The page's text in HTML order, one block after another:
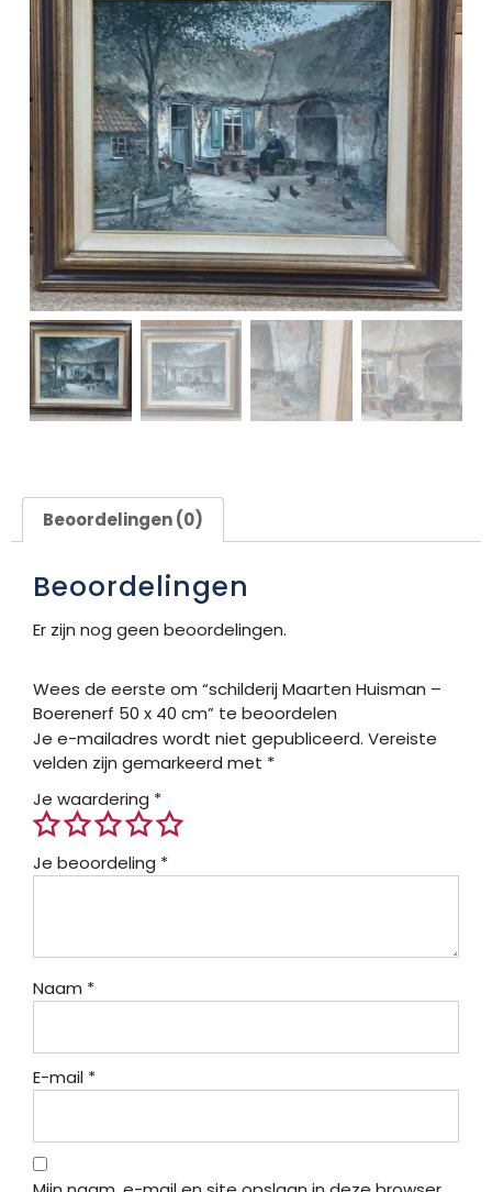
Beoordelingen (0)
Beoordelingen
Er zijn nog geen beoordelingen.
Wees de eerste om “schilderij Maarten Huisman –
Boerenerf 50 x 40 cm” te beoordelen
Je e-mailadres wordt niet gepubliceerd. Vereiste
velden zijn gemarkeerd met *
Je waardering *
Je beoordeling *
Naam *
E-mail *